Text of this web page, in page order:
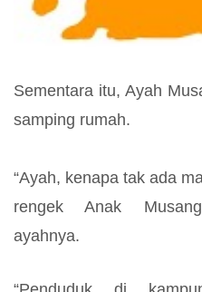
Sementara itu, Ayah
samping rumah.
“Ayah, kenapa tak ada
rengek Anak
ayahnya.